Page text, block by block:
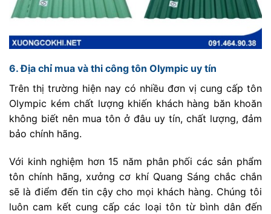
6. Địa chỉ mua và thi công tôn Olympic uy tín
Trên thị trường hiện nay có nhiều đơn vị cung cấp tôn
Olympic kém chất lượng khiến khách hàng băn khoăn
không biết nên mua tôn ở đâu uy tín, chất lượng, đảm
bảo chính hãng.
Với kinh nghiệm hơn 15 năm phân phối các sản phẩm
tôn chính hãng, xưởng cơ khí Quang Sáng chắc chắn
sẽ là điểm đến tin cậy cho mọi khách hàng. Chúng tôi
luôn cam kết cung cấp các loại tôn từ bình dân đến